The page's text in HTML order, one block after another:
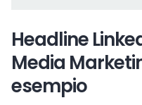
Headline
Media
esempio